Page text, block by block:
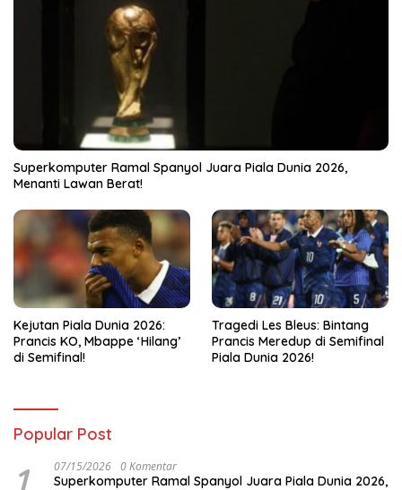
Superkomputer Ramal Spanyol Juara Piala Dunia 2026,
Menanti Lawan Berat!
Kejutan Piala Dunia 2026:
Prancis KO, Mbappe ‘Hilang’
di Semifinal!
Tragedi Les Bleus: Bintang
Prancis Meredup di Semifinal
Piala Dunia 2026!
Popular Post
07/15/2026 0 Komentar
Superkomputer Ramal Spanyol Juara Piala Dunia 2026,